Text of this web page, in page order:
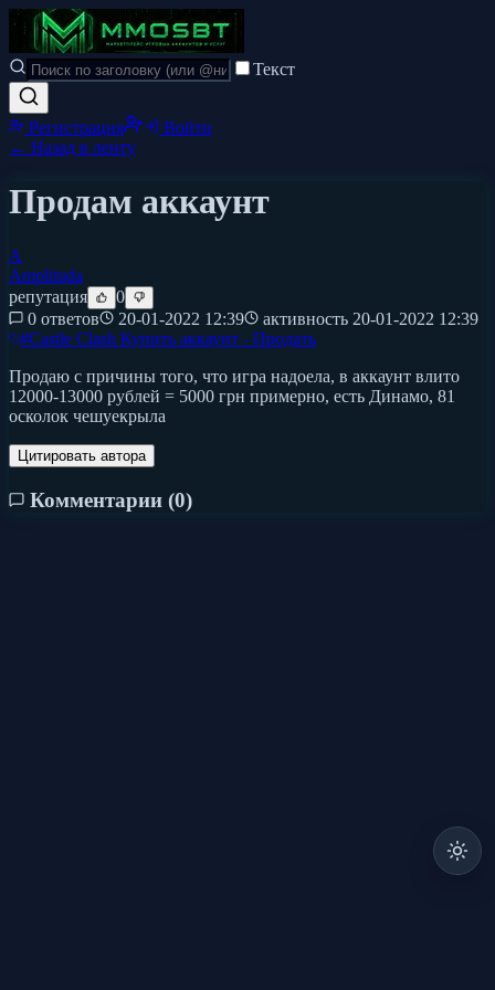
Текст
Регистрация
Войти
← Назад в ленту
Продам аккаунт
A
Amplituda
репутация
0
0 ответов
20-01-2022 12:39 активность 20-01-2022 12:39
#Castle Clash Купить аккаунт - Продать
Продаю с причины того, что игра надоела, в аккаунт влито
12000-13000 рублей = 5000 грн примерно, есть Динамо, 81
осколок чешуекрыла
Цитировать автора
Комментарии (0)